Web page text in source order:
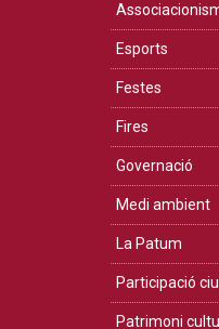
Esports
Festes
Fires
Governació
Medi ambient
La Patum
Participació
Patrimoni